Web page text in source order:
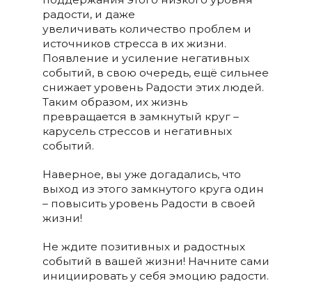
радости, и даже
увеличивать количество проблем и
источников стресса в их жизни.
Появление и усиление негативных
событий, в свою очередь, ещё сильнее
снижает уровень Радости этих людей.
Таким образом, их жизнь
превращается в замкнутый круг –
карусель стрессов и негативных
событий.
Наверное, вы уже догадались, что
выход из этого замкнутого круга один
– повысить уровень Радости в своей
жизни!
Не ждите позитивных и радостных
событий в вашей жизни! Начните сами
инициировать у себя эмоцию радости.